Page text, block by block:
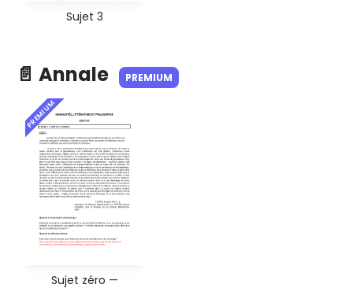
Sujet 3
📄 Annale PREMIUM
PREMIUM
Sujet zéro —